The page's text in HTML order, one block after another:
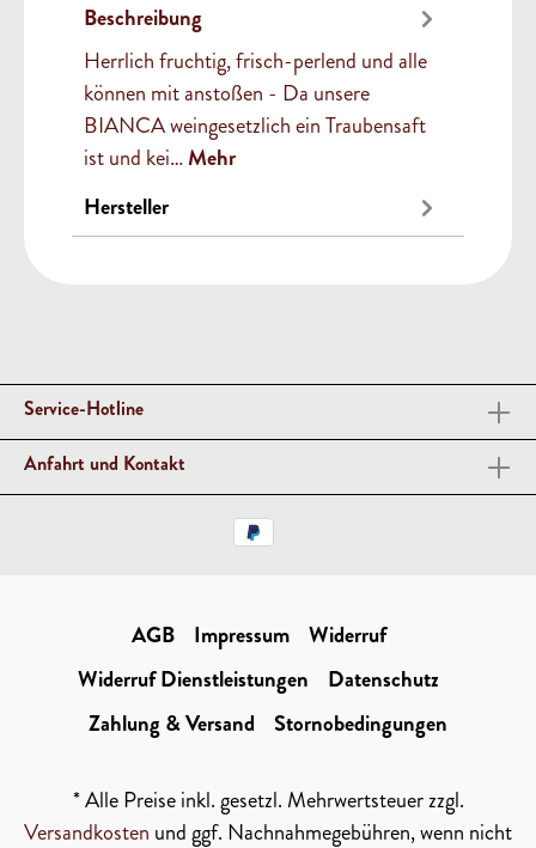
Beschreibung
Herrlich fruchtig, frisch-perlend und alle
können mit anstoßen - Da unsere
BIANCA weingesetzlich ein Traubensaft
ist und kei…Mehr
Hersteller
Service-Hotline
Anfahrt und Kontakt
AGB Impressum
Widerruf
Widerruf Dienstleistungen
Datenschutz
Zahlung & Versand
Stornobedingungen
* Alle Preise inkl. gesetzl. Mehrwertsteuer zzgl.
Versandkosten und ggf. Nachnahmegebühren, wenn nicht